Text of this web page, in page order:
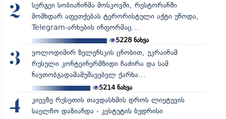
2
სერგეი სობიანინმა მოსკოვში, რესტორანში
მომხდარ აფეთქებას ტერორისტული აქტი უწოდა,
Telegram-არხების ინფორმაც...
5228ნახვა
3
ვოლოდიმირ ზელენსკის ცნობით, უკრაინამ
რუსული კონტეინერმზიდი ჩაძირა და სამ
ნავთობგადამამუშავებელ ქარხა...
5214ნახვა
4
კიევზე რუსეთის თავდასხმის დროს ლიეტუვის
საელჩო დაზიანდა - კესტუტის ბუდრისი